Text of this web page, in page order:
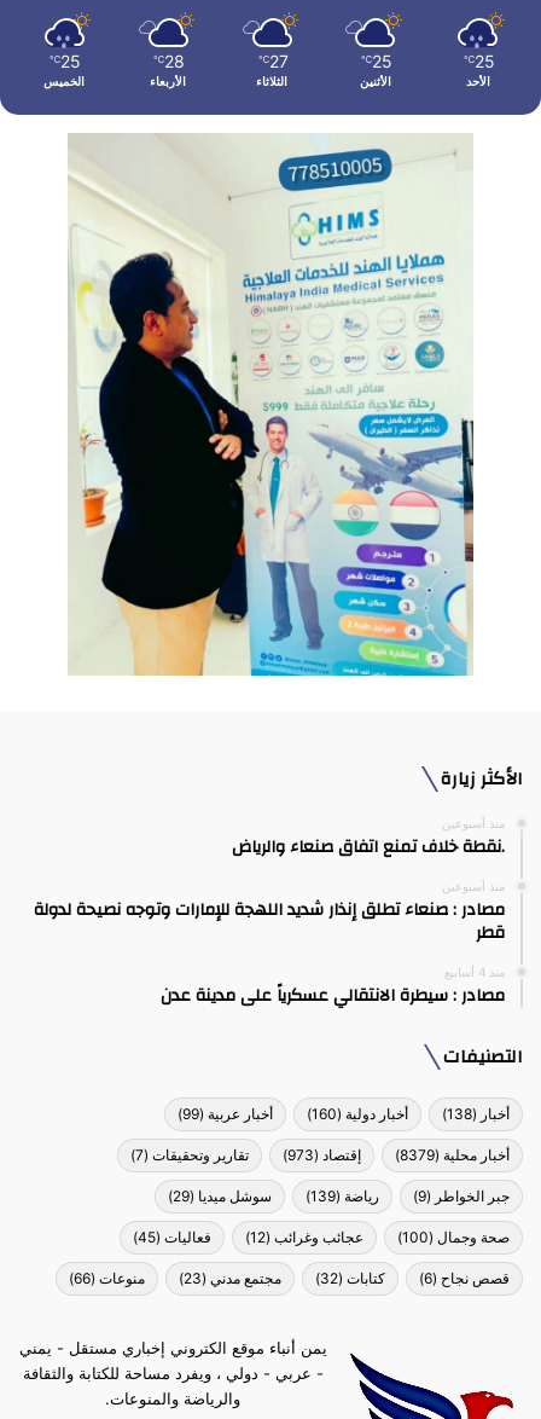
25
℃
الأحد
25
℃
الأثنين
27
℃
الثلاثاء
28
℃
الأربعاء
25
℃
الخميس
الأكثر زيارة
منذ أسبوعين
.نقطة خلاف تمنع اتفاق صنعاء والرياض
منذ أسبوعين
مصادر : صنعاء تطلق إنذار شديد اللهجة للإمارات وتوجه نصيحة لدولة
قطر
منذ 4 أسابيع
مصادر : سيطرة الانتقالي عسكرياً على مدينة عدن
التصنيفات
أخبار (138) أخبار دولية (160) أخبار عربية (99)
أخبار محلية (8379) إقتصاد (973) تقارير وتحقيقات (7)
جبر الخواطر (9) رياضة (139) سوشل ميديا (29)
صحة وجمال (100) عجائب وغرائب (12) فعاليات (45)
قصص نجاح (6) كتابات (32) مجتمع مدني (23) منوعات (66)
يمن أنباء موقع الكتروني إخباري مستقل - يمني
- عربي - دولي ، ويفرد مساحة للكتابة والثقافة
والرياضة والمنوعات.